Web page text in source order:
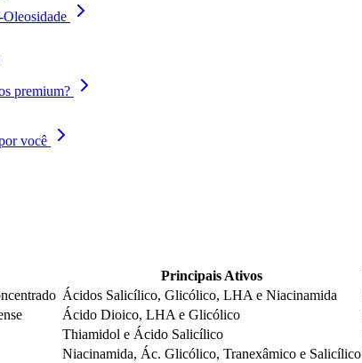
premium?
você
Principais Ativos
Ácidos Salicílico, Glicólico, LHA e Niacinamida
Ácido Dioico, LHA e Glicólico
Thiamidol e Ácido Salicílico
Niacinamida, Ác. Glicólico, Tranexâmico e Salicílico